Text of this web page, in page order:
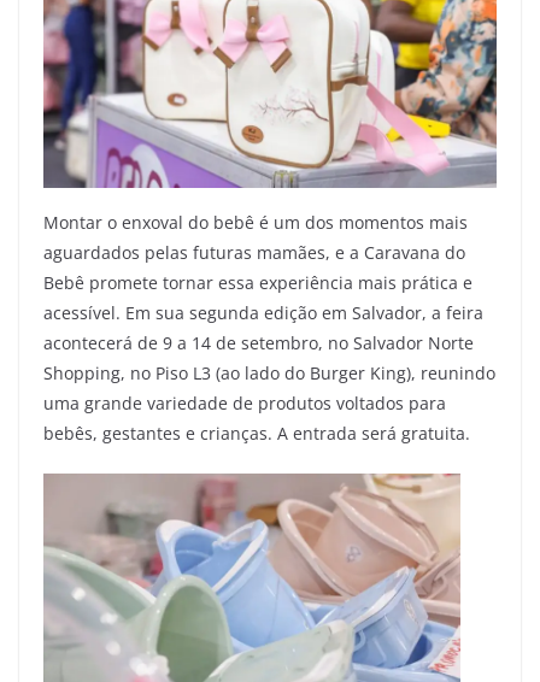
Montar o enxoval do bebê é um dos momentos mais
aguardados pelas futuras mamães, e a Caravana do
Bebê promete tornar essa experiência mais prática e
acessível. Em sua segunda edição em Salvador, a feira
acontecerá de 9 a 14 de setembro, no Salvador Norte
Shopping, no Piso L3 (ao lado do Burger King), reunindo
uma grande variedade de produtos voltados para
bebês, gestantes e crianças. A entrada será gratuita.